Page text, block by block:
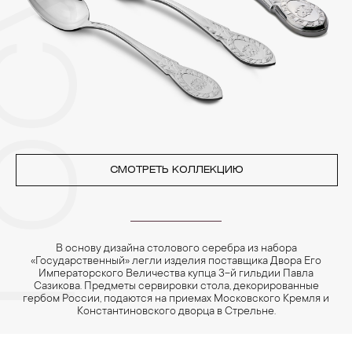
4. Специалисты обычно рекомендуют чистить украшения не
реже одного раза в месяц, а также регулярно протирать их
фланелевой или замшевой салфеткой.
СМОТРЕТЬ КОЛЛЕКЦИЮ
В основу дизайна столового серебра из набора
«Государственный» легли изделия поставщика Двора Его
Императорского Величества купца 3-й гильдии Павла
Сазикова. Предметы сервировки стола, декорированные
гербом России, подаются на приемах Московского Кремля и
Константиновского дворца в Стрельне.